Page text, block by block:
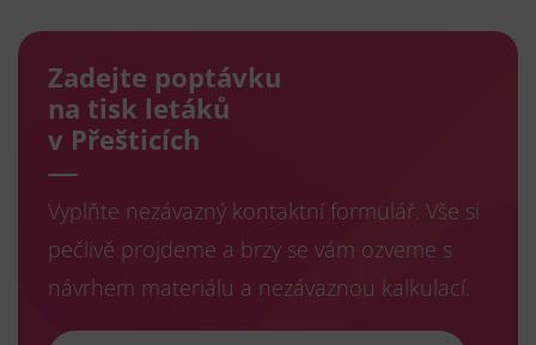
Zadejte poptávku
na tisk letáků
v Přešticích
Vyplňte nezávazný kontaktní formulář. Vše si
pečlivě projdeme a brzy se vám ozveme s
návrhem materiálu a nezávaznou kalkulací.